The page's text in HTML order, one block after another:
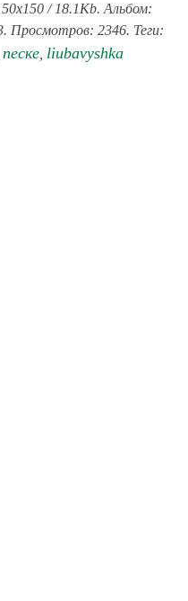
/ 18.1Kb. Альбом:
Просмотров: 2346. Теги:
песке, liubavyshka